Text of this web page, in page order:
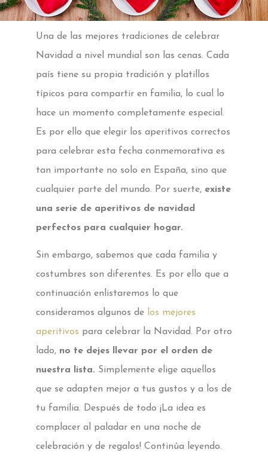
Una de las mejores tradiciones de celebrar
Navidad a nivel mundial son las cenas. Cada
país tiene su propia tradición y platillos
típicos para compartir en familia, lo cual lo
hace un momento completamente especial.
Es por ello que elegir los aperitivos correctos
para celebrar esta fecha conmemorativa es
tan importante no solo en España, sino que
cualquier parte del mundo. Por suerte, existe
una serie de aperitivos de navidad
perfectos para cualquier hogar.
Sin embargo, sabemos que cada familia y
costumbres son diferentes. Es por ello que a
continuación enlistaremos lo que
consideramos algunos de los mejores
aperitivos para celebrar la Navidad. Por otro
lado, no te dejes llevar por el orden de
nuestra lista. Simplemente elige aquellos
que se adapten mejor a tus gustos y a los de
tu familia. Después de todo ¡La idea es
complacer al paladar en una noche de
celebración y de regalos! Continúa leyendo.